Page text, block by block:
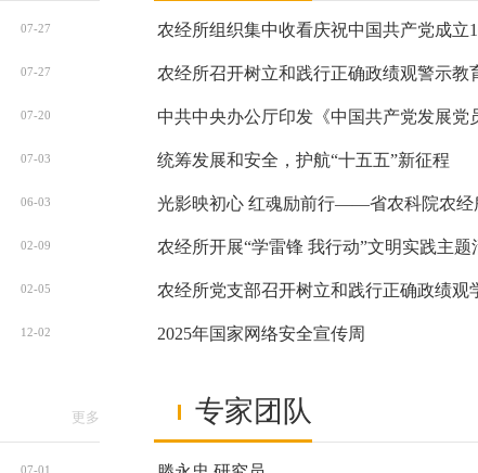
07-27
07-27
07-20
07-03
06-03
02-09
02-05
12-02
农经所组织集中收看庆祝中国共产党成立
农经所召开树立和践行正确政绩观警示教
中共中央办公厅印发《中国共产党发展党
统筹发展和安全，护航“十五五”新征程
农经所开展“学雷锋 我行动”文明实践主题
农经所党支部召开树立和践行正确政绩观
2025年国家网络安全宣传周
更多
07-01
专家团队